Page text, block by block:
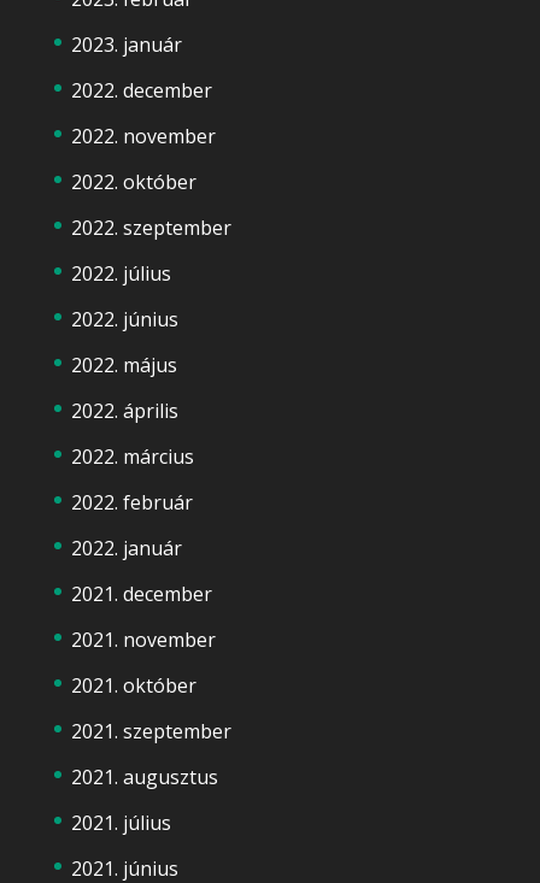
2023. január
2022. december
2022. november
2022. október
2022. szeptember
2022. július
2022. június
2022. május
2022. április
2022. március
2022. február
2022. január
2021. december
2021. november
2021. október
2021. szeptember
2021. augusztus
2021. július
2021. június